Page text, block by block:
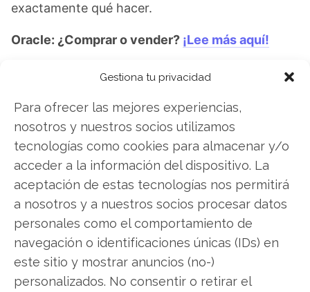
Gestiona tu privacidad
Para ofrecer las mejores experiencias,
nosotros y nuestros socios utilizamos
tecnologías como cookies para almacenar y/o
acceder a la información del dispositivo. La
aceptación de estas tecnologías nos permitirá
a nosotros y a nuestros socios procesar datos
personales como el comportamiento de
navegación o identificaciones únicas (IDs) en
este sitio y mostrar anuncios (no-)
personalizados. No consentir o retirar el
exactamente qué hacer.
Oracle: ¿Comprar o vender? ¡Lee más aquí!
Oracle
Compartir este artículo
Twitter
Facebook
LinkedIn